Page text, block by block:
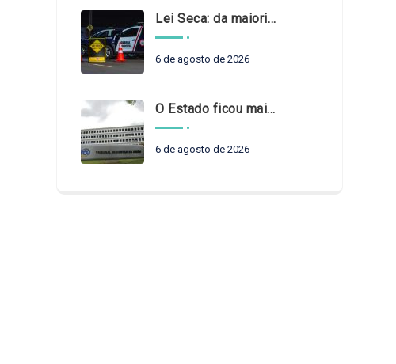
Lei Seca: da maioridade à maturidade
6 de agosto de 2026
O Estado ficou mais complexo. O controle precisa acompanhar
6 de agosto de 2026